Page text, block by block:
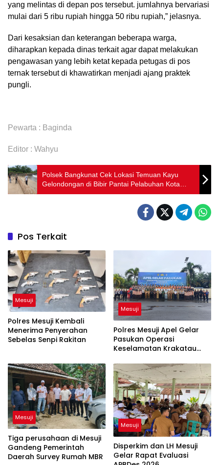
yang melintas di depan pos tersebut. jumlahnya bervariasi
mulai dari 5 ribu rupiah hingga 50 ribu rupiah,” jelasnya.
Dari kesaksian dan keterangan beberapa warga,
diharapkan kepada dinas terkait agar dapat melakukan
pengawasan yang lebih ketat kepada petugas di pos
ternak tersebut di khawatirkan menjadi ajang praktek
pungli.
Pewarta : Baginda
Editor : Wahyu
Polsek Bangkunat Cek Lokasi Temuan Kayu
Gelondongan di Bibir Pantai Pelabuhan Kota
Jawa
Pos Terkait
Mesuji
Polres Mesuji Kembali
Menerima Penyerahan
Sebelas Senpi Rakitan
Mesuji
Polres Mesuji Apel Gelar
Pasukan Operasi
Keselamatan Krakatau
Mesuji
Tiga perusahaan di Mesuji
Gandeng Pemerintah
Daerah Survey Rumah MBR
Mesuji
Disperkim dan LH Mesuji
Gelar Rapat Evaluasi